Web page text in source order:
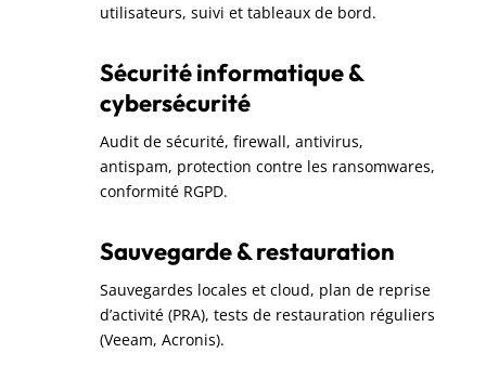
utilisateurs, suivi et tableaux de bord.
Sécurité informatique &
cybersécurité
Audit de sécurité, firewall, antivirus,
antispam, protection contre les ransomwares,
conformité RGPD.
Sauvegarde & restauration
Sauvegardes locales et cloud, plan de reprise
d’activité (PRA), tests de restauration réguliers
(Veeam, Acronis).